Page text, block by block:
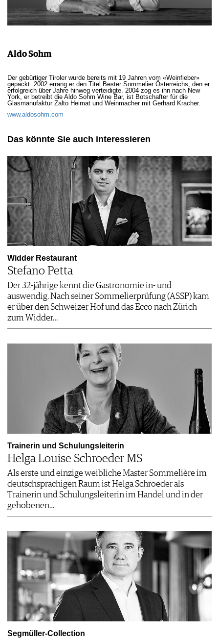
Aldo Sohm
Der gebürtiger Tiroler wurde bereits mit 19 Jahren vom «Weinfieber»
gepackt. 2002 errang er den Titel Bester Sommelier Österreichs, den er
erfolgreich über Jahre hinweg verteidigte. 2004 zog es ihn nach New
York, er betreibt die Aldo Sohm Wine Bar, ist Botschafter für die
Glasmanufaktur Zalto Heimat und Weinmacher mit Gerhard Kracher.
www.aldosohm.com
Das könnte Sie auch interessieren
Widder Restaurant
Stefano Petta
Der 32-jährige kennt die Gastronomie in- und
auswendig. Nach seiner Sommelierprüfung (ASSP) kam
er über den Schweizer Hof und das Ecco nach Zürich
zum Widder…
Trainerin und Schulungsleiterin
Helga Louise Schroeder MS
Als erste und einzige weibliche Master Sommelière im
deutschsprachigen Raum ist Helga Schroeder als
Trainerin und Schulungsleiterin im Handel und in der
gehobenen…
Segmüller-Collection